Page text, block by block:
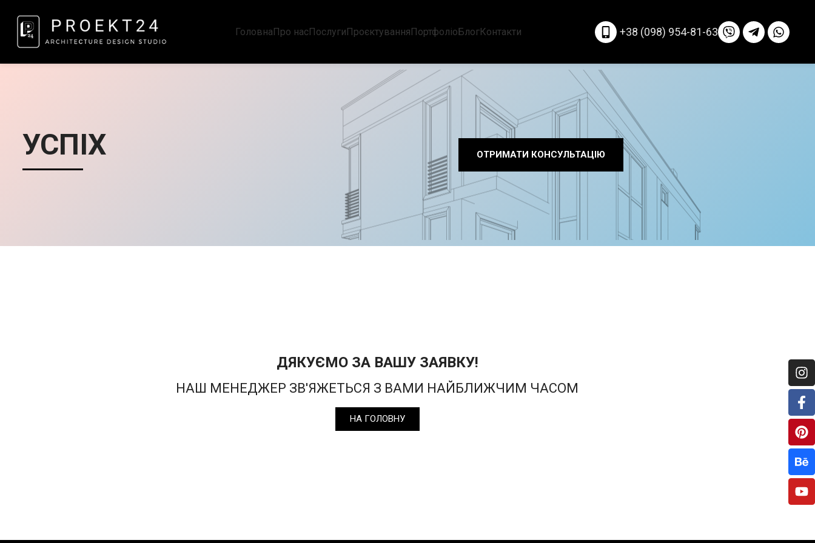
ГоловнаПро насПослугиПроєктуванняПортфоліоБлогКонтакти +38 (098) 954-81-63
УСПІХ ОТРИМАТИ КОНСУЛЬТАЦІЮ
ДЯКУЄМО ЗА ВАШУ ЗАЯВКУ!
НАШ МЕНЕДЖЕР ЗВ'ЯЖЕТЬСЯ З ВАМИ НАЙБЛИЖЧИМ ЧАСОМ
НА ГОЛОВНУ